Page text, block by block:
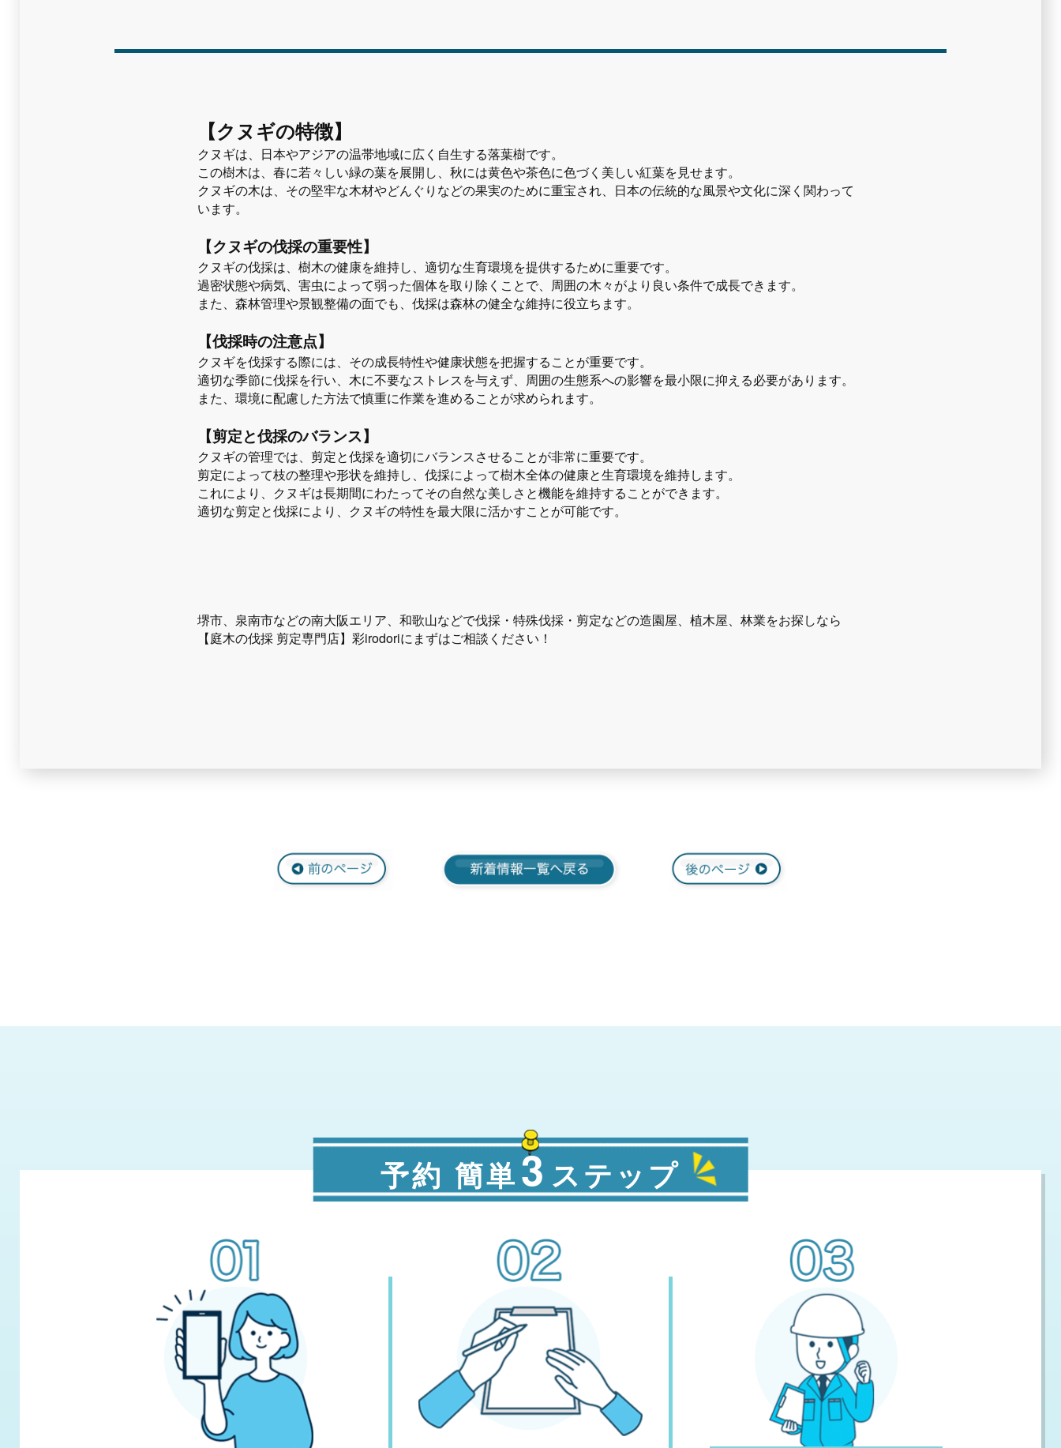
【クヌギの特徴】
クヌギは、日本やアジアの温帯地域に広く自生する落葉樹です。
この樹木は、春に若々しい緑の葉を展開し、秋には黄色や茶色に色づく美しい紅葉を見せます。
クヌギの木は、その堅牢な木材やどんぐりなどの果実のために重宝され、日本の伝統的な風景や文化に深く関わって
います。
【クヌギの伐採の重要性】
クヌギの伐採は、樹木の健康を維持し、適切な生育環境を提供するために重要です。
過密状態や病気、害虫によって弱った個体を取り除くことで、周囲の木々がより良い条件で成長できます。
また、森林管理や景観整備の面でも、伐採は森林の健全な維持に役立ちます。
【伐採時の注意点】
クヌギを伐採する際には、その成長特性や健康状態を把握することが重要です。
適切な季節に伐採を行い、木に不要なストレスを与えず、周囲の生態系への影響を最小限に抑える必要があります。
また、環境に配慮した方法で慎重に作業を進めることが求められます。
【剪定と伐採のバランス】
クヌギの管理では、剪定と伐採を適切にバランスさせることが非常に重要です。
剪定によって枝の整理や形状を維持し、伐採によって樹木全体の健康と生育環境を維持します。
これにより、クヌギは長期間にわたってその自然な美しさと機能を維持することができます。
適切な剪定と伐採により、クヌギの特性を最大限に活かすことが可能です。
堺市、泉南市などの南大阪エリア、和歌山などで伐採・特殊伐採・剪定などの造園屋、植木屋、林業をお探しなら
【庭木の伐採 剪定専門店】彩irodoriにまずはご相談ください！
予約 簡単3 ステップ